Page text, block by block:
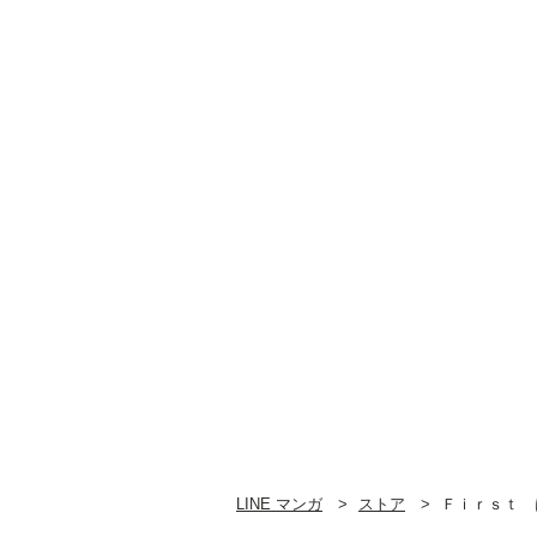
LINE マンガ ストア Ｆｉｒｓｔ